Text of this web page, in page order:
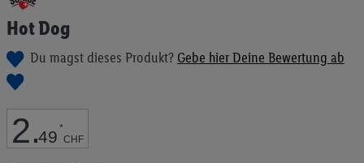
Hot Dog
Du magst dieses Produkt? Gebe hier Deine Bewertung ab
2.49 *
CHF
Anfang
der
springen